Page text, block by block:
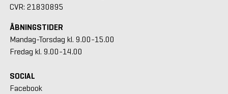
CVR: 21830895
ÅBNINGSTIDER
Mandag-Torsdag kl. 9.00-15.00
Fredag kl. 9.00-14.00
SOCIAL
Facebook